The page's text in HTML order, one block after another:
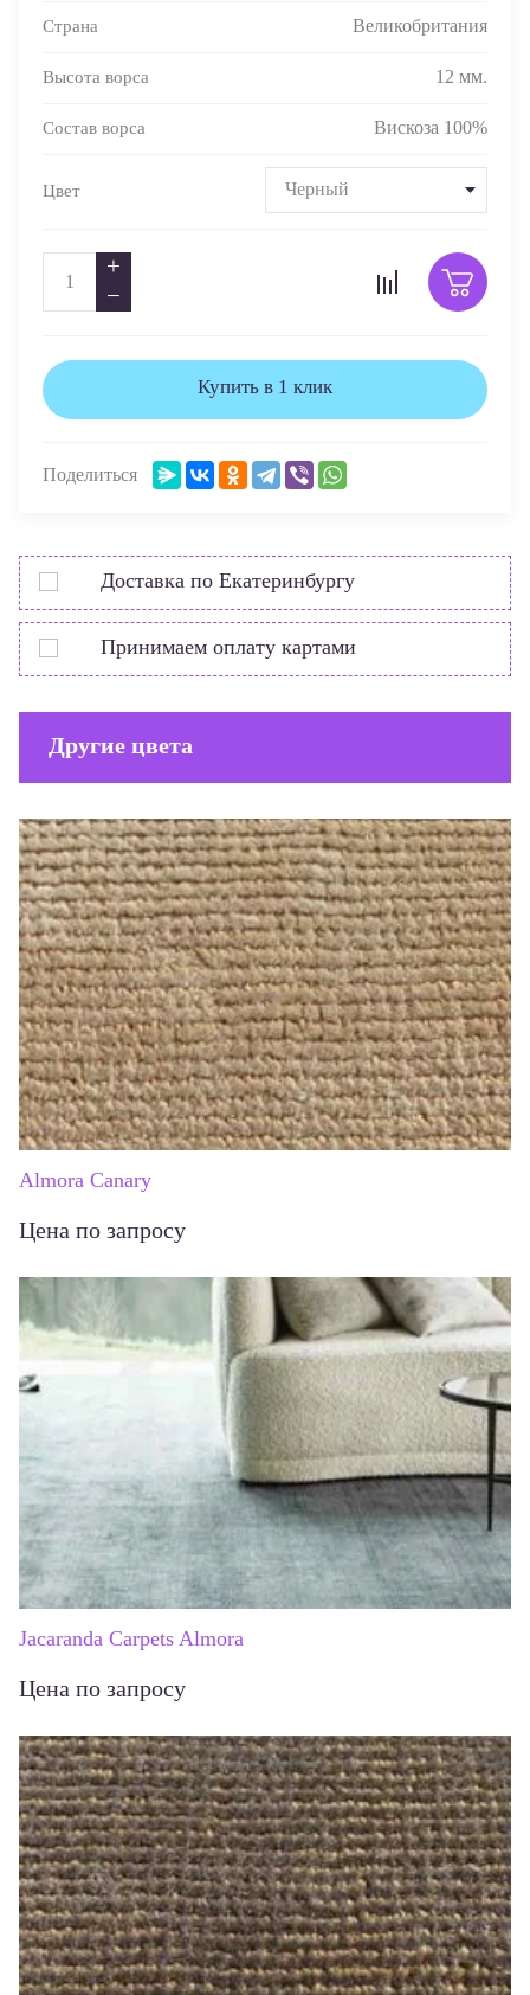
Страна Великобритания
Высота ворса 12 мм.
Состав ворса Вискоза 100%
Цвет Черный
+
−
Купить в 1 клик
Поделиться
Доставка по Екатеринбургу
Принимаем оплату картами
Другие цвета
Almora Canary
Цена по запросу
Jacaranda Carpets Almora
Цена по запросу